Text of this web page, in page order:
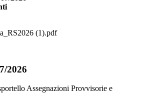
(1).pdf
2026
Assegnazioni Provvisorie e